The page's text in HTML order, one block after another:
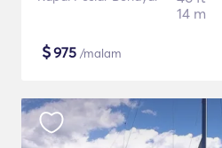
14 m
$975 /malam